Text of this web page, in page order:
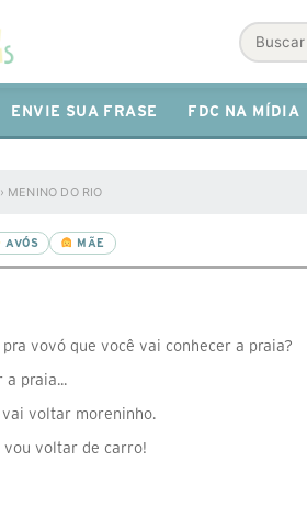
Buscar
ENVIE SUA FRASE FDC NA MÍDIA
› MENINO DO RIO
AVÓS MÃE
vovó que você vai conhecer a praia?
a praia...
voltar moreninho.
vou voltar de carro!